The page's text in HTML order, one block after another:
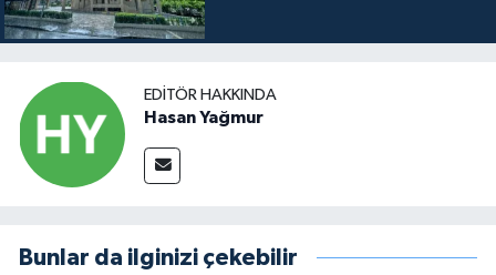
EDITÖR HAKKINDA
Hasan Yağmur
Bunlar da ilginizi çekebilir